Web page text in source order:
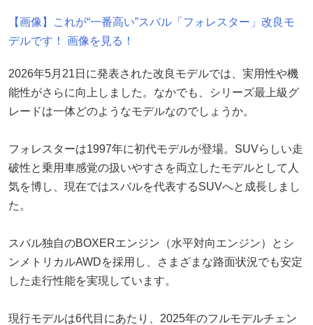
【画像】これが“一番高い”スバル「フォレスター」改良モ
デルです！ 画像を見る！
2026年5月21日に発表された改良モデルでは、実用性や機
能性がさらに向上しました。なかでも、シリーズ最上級グ
レードは一体どのようなモデルなのでしょうか。
フォレスターは1997年に初代モデルが登場。SUVらしい走
破性と乗用車感覚の扱いやすさを両立したモデルとして人
気を博し、現在ではスバルを代表するSUVへと成長しまし
た。
スバル独自のBOXERエンジン（水平対向エンジン）とシ
ンメトリカルAWDを採用し、さまざまな路面状況でも安定
した走行性能を実現しています。
現行モデルは6代目にあたり、2025年のフルモデルチェン